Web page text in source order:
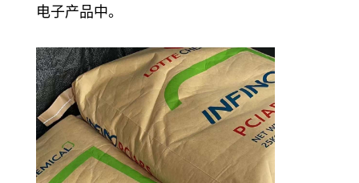
电子产品中。